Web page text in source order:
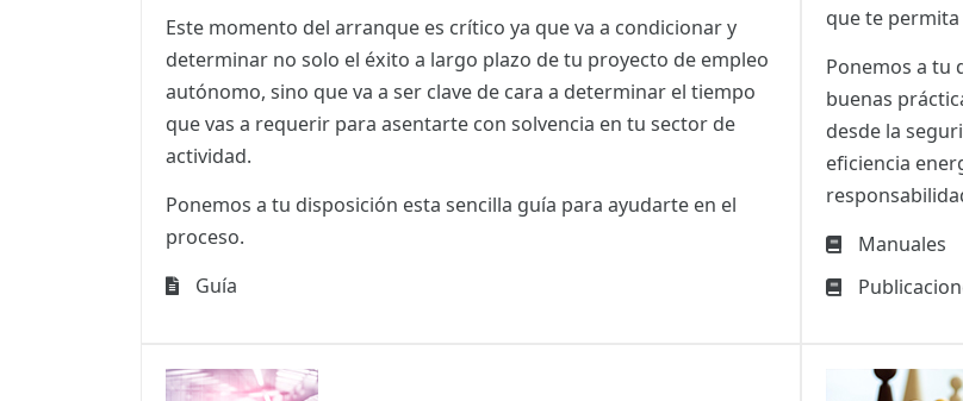
Este momento del arranque es crítico ya que va a condicionar y
determinar no solo el éxito a largo plazo de tu proyecto de empleo
autónomo, sino que va a ser clave de cara a determinar el tiempo
que vas a requerir para asentarte con solvencia en tu sector de
actividad.
Ponemos a tu disposición esta sencilla guía para ayudarte en el
proceso.
Guía
que te
Ponemos a tu
buenas
desde la
eficiencia
Manuales